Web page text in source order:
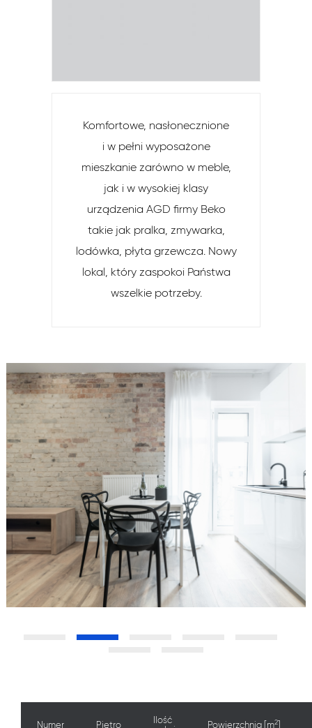
Komfortowe, nasłonecznione
i w pełni wyposażone
mieszkanie zarówno w meble,
jak i w wysokiej klasy
urządzenia AGD firmy Beko
takie jak pralka, zmywarka,
lodówka, płyta grzewcza. Nowy
lokal, który zaspokoi Państwa
wszelkie potrzeby.
Numer Piętro
Ilość
Powierzchnia [m2